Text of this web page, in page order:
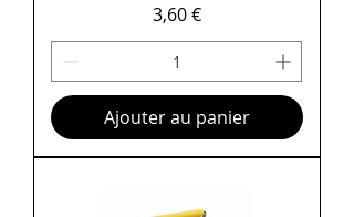
Prix
3,60 €
Ajouter au panier